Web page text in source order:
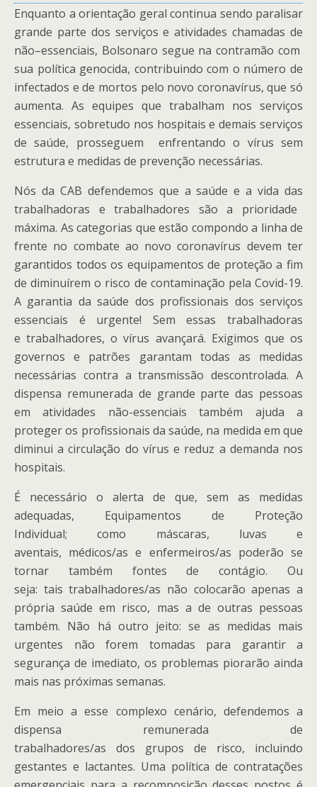
Enquanto a orientação geral continua sendo paralisar
grande parte dos serviços e atividades chamadas de
não–essenciais, Bolsonaro segue na contramão com
sua política genocida, contribuindocom o númerode
infectados e de mortos pelo novo coronavírus, que só
aumenta. As equipes que trabalham nos serviços
essenciais, sobretudo nos hospitais e demais serviços
de saúde, prosseguem enfrentando o vírus sem
estrutura e medidas de prevenção necessárias.
Nós da CAB defendemos que a saúde e a vida das
trabalhadoras e trabalhadores são a prioridade
máxima. As categorias que estão compondo a linha de
frente no combate ao novo coronavírus devem ter
garantidos todos os equipamentos de proteção a fim
de diminuírem o risco de contaminação pela Covid-19.
A garantia da saúde dos profissionais dos serviços
essenciais é urgente! Sem essastrabalhadoras
e trabalhadores, o vírus avançará. Exigimos que os
governos e patrões garantam todas as medidas
necessárias contra a transmissão descontrolada. A
dispensa remunerada de grande parte das pessoas
em atividades não-essenciais também ajuda a
proteger os profissionais da saúde, na medida em que
diminui a circulação do vírus e reduz a demanda nos
hospitais.
É necessário o alerta de que, sem as medidas
adequadas, Equipamentos de Proteção
Individual; como máscaras, luvas e
aventais, médicos/as e enfermeiros/as poderão se
tornar também fontes de contágio. Ou
seja: taistrabalhadores/as não colocarão apenas a
própria saúde em risco, mas a de outras pessoas
também. Não há outro jeito: se as medidas mais
urgentes não forem tomadas para garantir a
segurança de imediato, os problemas piorarão ainda
mais nas próximas semanas.
Em meio a esse complexo cenário, defendemos a
dispensa remunerada de
trabalhadores/as dos grupos de risco, incluindo
gestantes e lactantes. Uma política de contratações